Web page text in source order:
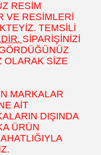
RESİM
VE RESİMLERİ
TEMSİLİ
SİPARİŞİNİZİ
OLARAK SİZE
MARKALAR
AİT
DIŞINDA
ÜRÜN